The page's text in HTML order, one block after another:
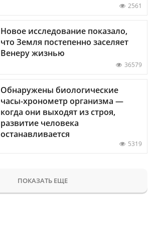
2561
Новое исследование показало,
что Земля постепенно заселяет
Венеру жизнью
36579
Обнаружены биологические
часы-хронометр организма —
когда они выходят из строя,
развитие человека
останавливается
5319
ПОКАЗАТЬ ЕЩЕ